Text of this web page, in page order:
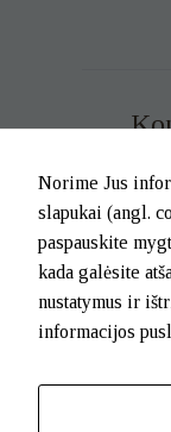
Norime Jus
slapukai (angl.
paspauskite
kada galėsite
nustatymus ir
informacijos